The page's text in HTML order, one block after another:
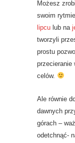
Możesz
swoim
lipcu lub na
tworzyli
prostu
przecieranie
celów.
Ale równie
dawnych
górach –
odetchnąć-